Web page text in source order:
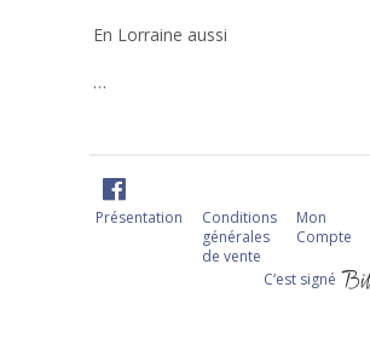
En Lorraine aussi
…
Présentation
Conditions
générales
de vente
Mon
Compte
C‘est signé